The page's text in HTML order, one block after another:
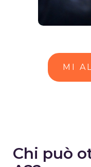
MI
Chi può